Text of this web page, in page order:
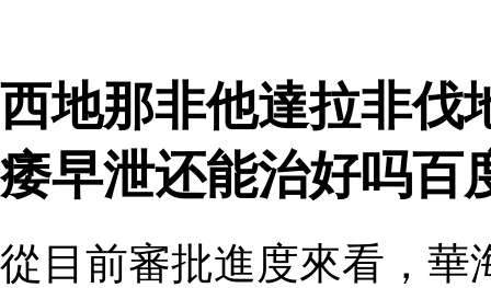
西地那非他達拉非伐
痿早泄还能治好吗百
從目前審批進度來看，華